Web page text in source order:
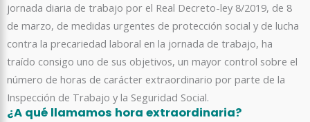
jornada diaria de trabajo por el Real Decreto-ley 8/2019, de 8
de marzo, de medidas urgentes de protección social y de lucha
contra la precariedad laboral en la jornada de trabajo, ha
traído consigo uno de sus objetivos, un mayor control sobre el
número de horas de carácter extraordinario por parte de la
Inspección de Trabajo y la Seguridad Social.
¿A qué llamamos hora extraordinaria?